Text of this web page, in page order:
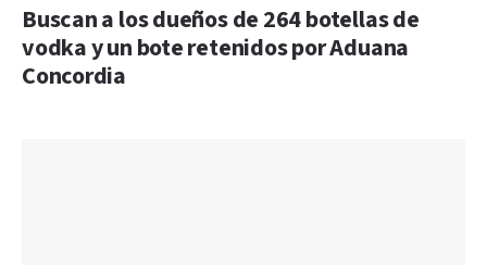
Buscan a los dueños de 264 botellas de
vodka y un bote retenidos por Aduana
Concordia